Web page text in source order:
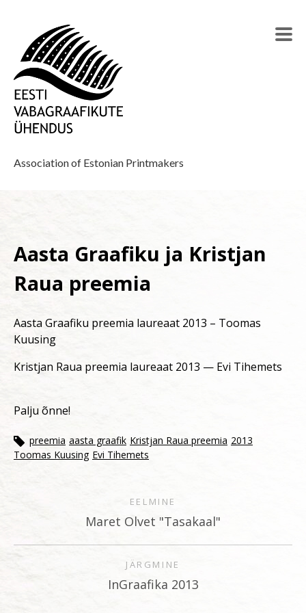
Association of Estonian Printmakers
Aasta Graafiku ja Kristjan
Raua preemia
Aasta Graafiku preemia laureaat 2013 – Toomas
Kuusing
Kristjan Raua preemia laureaat 2013 — Evi Tihemets
Palju õnne!
preemia aasta graafik Kristjan Raua preemia 2013
Toomas Kuusing Evi Tihemets
EELMINE
Maret Olvet "Tasakaal"
JÄRGMINE
InGraafika 2013